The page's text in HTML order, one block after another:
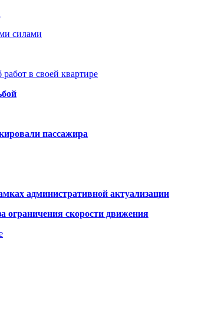
силами
в своей квартире
пассажира
административной актуализации
ограничения скорости движения